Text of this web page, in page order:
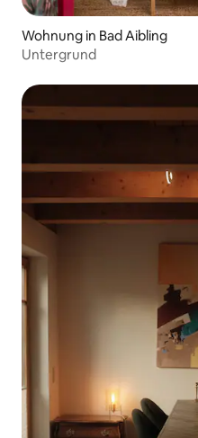
Wohnung in Bad Aibling
Untergrund